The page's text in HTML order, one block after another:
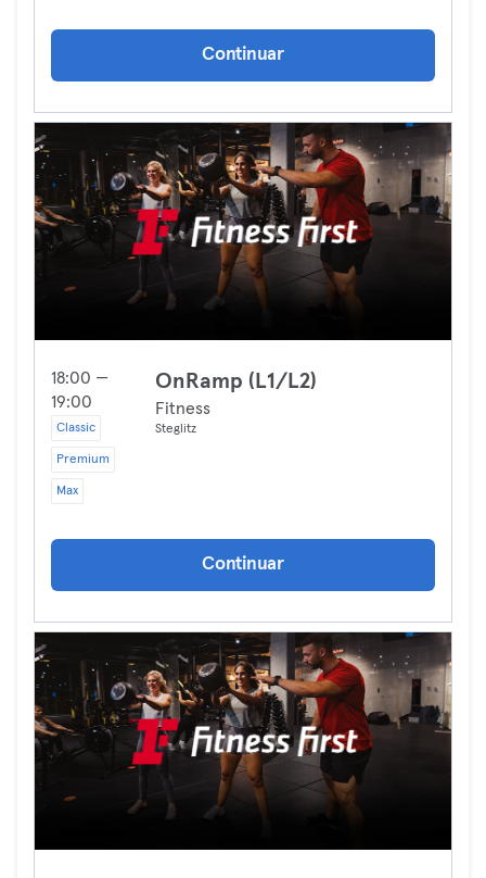
Continuar
18:00 —
19:00
Classic
Premium
Max
OnRamp (L1/L2)
Fitness
Steglitz
Continuar